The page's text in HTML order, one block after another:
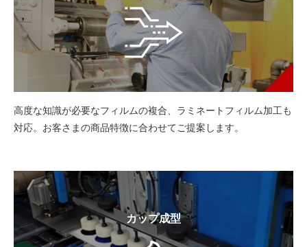
高度な知識が必要なフィルムの複合、ラミネートフィルム加工も
対応。お客さまの商品特徴に合わせてご提案します。
カップ成型